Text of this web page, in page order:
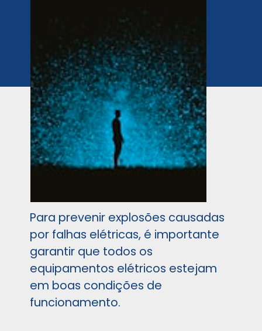
Para prevenir explosões causadas
por falhas elétricas, é importante
garantir que todos os
equipamentos elétricos estejam
em boas condições de
funcionamento.